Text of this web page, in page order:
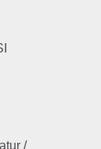
/